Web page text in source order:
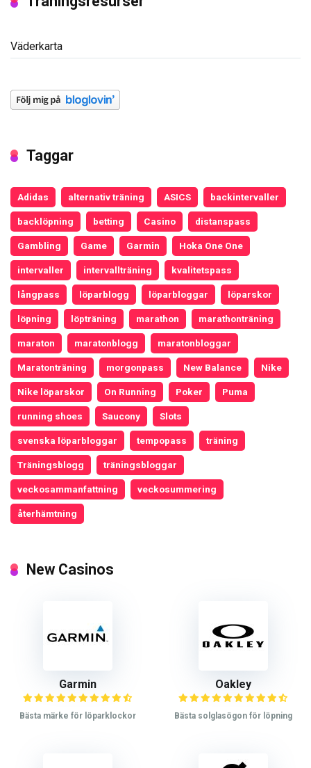
Väderkarta
Taggar
Adidas alternativ träning ASICS backintervaller
backlöpning betting Casino distanspass
Gambling Game Garmin Hoka One One
intervaller intervallträning kvalitetspass
långpass löparblogg löparbloggar löparskor
löpning löpträning marathon marathonträning
maraton maratonblogg maratonbloggar
Maratonträning morgonpass New Balance Nike
Nike löparskor On Running Poker Puma
running shoes Saucony Slots
svenska löparbloggar tempopass träning
Träningsblogg träningsbloggar
veckosammanfattning veckosummering
återhämtning
New Casinos
Garmin
Bästa märke för löparklockor
Oakley
Bästa solglasögon för löpning